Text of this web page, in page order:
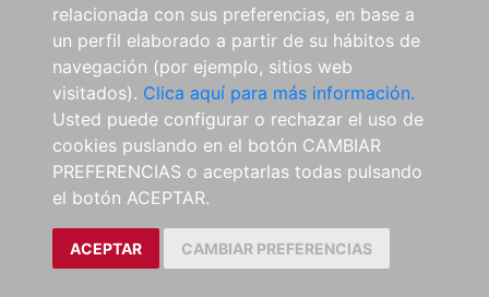
relacionada con sus preferencias, en base a
un perfil elaborado a partir de su hábitos de
navegación (por ejemplo, sitios web
visitados). Clica aquí para más información.
Usted puede configurar o rechazar el uso de
cookies puslando en el botón CAMBIAR
PREFERENCIAS o aceptarlas todas pulsando
el botón ACEPTAR.
ACEPTAR CAMBIAR PREFERENCIAS